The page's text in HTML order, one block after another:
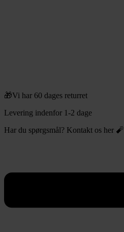
🎁Vi har 60 dages returret
Levering indenfor 1-2 dage
Har du spørgsmål? Kontakt os her 🧨